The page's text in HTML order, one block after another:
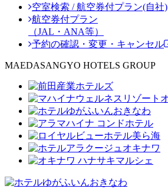
空室検索 / 航空券付プラン(自社)
航空券付プラン
（JAL・ANA等）
予約の確認・変更・キャンセル
MAEDASANGYO HOTELS GROUP